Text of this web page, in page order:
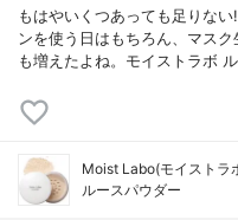
もはやいくつあっても足りな
ンを使う日はもちろん、マス
も増えたよね。モイストラボ
Moist Labo(モイストラ
ルースパウダー